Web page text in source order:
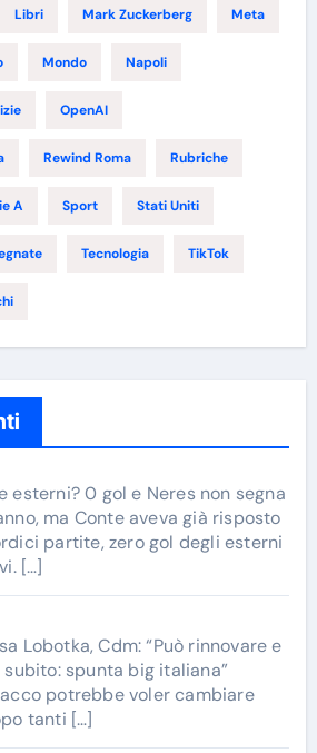
Libri Mark Zuckerberg Meta
Mondo Napoli
OpenAI
Rewind Roma Rubriche
A Sport Stati Uniti
Tecnologia TikTok
esterni? 0 gol e Neres non segna
ma Conte aveva già risposto
partite, zero gol degli esterni
[…]
Lobotka, Cdm: “Può rinnovare e
spunta big italiana”
potrebbe voler cambiare
tanti […]